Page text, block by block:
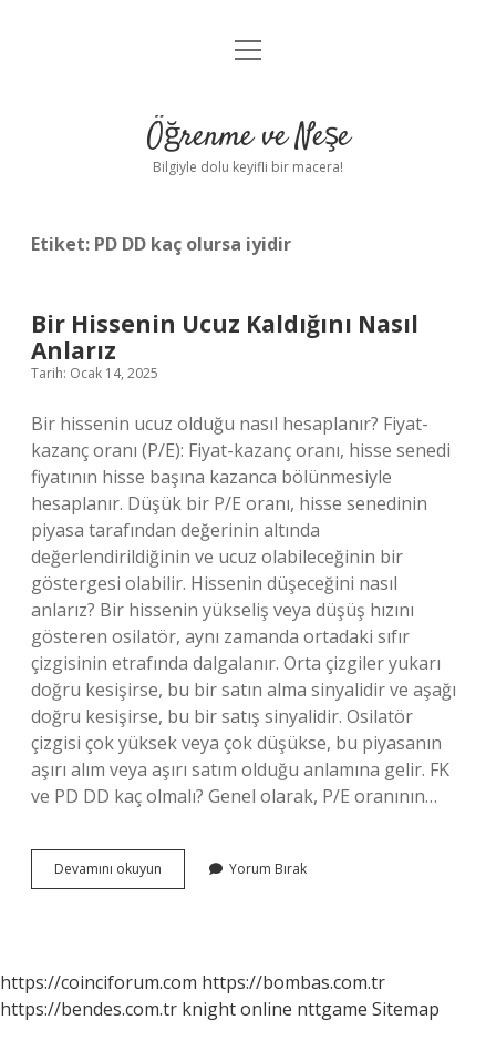
Anasayfa
Yasal Uyarı
menüyü
Öğrenme ve Neşe
Bilgiyle dolu keyifli bir macera!
Etiket: PD DD kaç olursa iyidir
Bir Hissenin Ucuz Kaldığını Nasıl
Anlarız
Tarih: Ocak 14, 2025
Bir hissenin ucuz olduğu nasıl hesaplanır? Fiyat-
kazanç oranı (P/E): Fiyat-kazanç oranı, hisse senedi
fiyatının hisse başına kazanca bölünmesiyle
hesaplanır. Düşük bir P/E oranı, hisse senedinin
piyasa tarafından değerinin altında
değerlendirildiğinin ve ucuz olabileceğinin bir
göstergesi olabilir. Hissenin düşeceğini nasıl
anlarız? Bir hissenin yükseliş veya düşüş hızını
gösteren osilatör, aynı zamanda ortadaki sıfır
çizgisinin etrafında dalgalanır. Orta çizgiler yukarı
doğru kesişirse, bu bir satın alma sinyalidir ve aşağı
doğru kesişirse, bu bir satış sinyalidir. Osilatör
çizgisi çok yüksek veya çok düşükse, bu piyasanın
aşırı alım veya aşırı satım olduğu anlamına gelir. FK
ve PD DD kaç olmalı? Genel olarak, P/E oranının…
Devamını okuyun
Hissenin
Yorum Bırak
https://coinciforum.com https://bombas.com.tr
https://bendes.com.tr knight online nttgame Sitemap